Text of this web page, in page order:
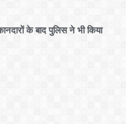
के बाद पुलिस ने भी किया